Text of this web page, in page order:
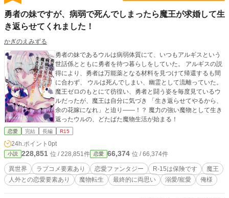
勇者の妹ですが、病弱で死んでしまったら魔王が求婚して生
き返らせてくれました！
かぎのえみずる
勇者の妹であるウルは病弱体質にて、いつもアルギスという
世話係とともに勇者を待つ暮らしをしていた。 アルギスの説
得により、勇者は万能薬となる材料を見つけて帰還するも間
に合わず、 ウルは死んでしまい、幽霊として流離っていた。
魔王ゼロのもとにて彷徨い、勇者と闘う姿を毎度見ているウ
ルだったが、魔王は自分に気づき 「生き返らせてやるから、
余の花嫁になれ」と迫り――！？ 魔力の強い魔物として生き
返ったウルの、どたばた魔物生活が始まる！
恋愛 完結 長編 R15
24h.ポイント 0pt
小説 228,851 位 / 228,851件 恋愛 66,374 位 / 66,374件
異世界 ラブコメ要素あり 恋愛ファンタジー R-15は保険です
魔王
人外との恋愛要素あり
魔物転生 最終的に両思い 溺愛/寵愛 俺様